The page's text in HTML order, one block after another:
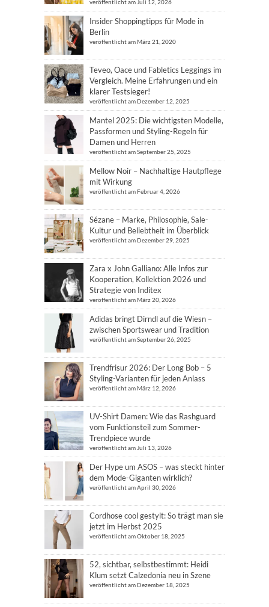
veröffentlicht am Juli 12, 2026
Insider Shoppingtipps für Mode in
Berlin
veröffentlicht am März 21, 2020
Teveo, Oace und Fabletics Leggings im
Vergleich. Meine Erfahrungen und ein
klarer Testsieger!
veröffentlicht am Dezember 12, 2025
Mantel 2025: Die wichtigsten Modelle,
Passformen und Styling-Regeln für
Damen und Herren
veröffentlicht am September 25, 2025
Mellow Noir – Nachhaltige Hautpflege
mit Wirkung
veröffentlicht am Februar 4, 2026
Sézane – Marke, Philosophie, Sale-
Kultur und Beliebtheit im Überblick
veröffentlicht am Dezember 29, 2025
Zara x John Galliano: Alle Infos zur
Kooperation, Kollektion 2026 und
Strategie von Inditex
veröffentlicht am März 20, 2026
Adidas bringt Dirndl auf die Wiesn –
zwischen Sportswear und Tradition
veröffentlicht am September 26, 2025
Trendfrisur 2026: Der Long Bob – 5
Styling-Varianten für jeden Anlass
veröffentlicht am März 12, 2026
UV-Shirt Damen: Wie das Rashguard
vom Funktionsteil zum Sommer-
Trendpiece wurde
veröffentlicht am Juli 13, 2026
Der Hype um ASOS – was steckt hinter
dem Mode-Giganten wirklich?
veröffentlicht am April 30, 2026
Cordhose cool gestylt: So trägt man sie
jetzt im Herbst 2025
veröffentlicht am Oktober 18, 2025
52, sichtbar, selbstbestimmt: Heidi
Klum setzt Calzedonia neu in Szene
veröffentlicht am Dezember 18, 2025